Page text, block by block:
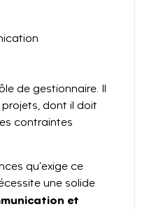
de gestionnaire. Il
dont il doit
contraintes
qu’exige ce
une solide
et